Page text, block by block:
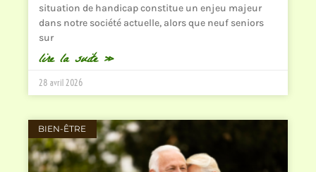
situation de handicap constitue un enjeu majeur
dans notre société actuelle, alors que neuf seniors
sur
lire la suite »
28 avril 2026
BIEN-ÊTRE